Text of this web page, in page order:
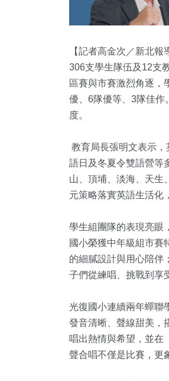
【記者高金次／新北
306支學生隊伍及12支
區賽與市賽激烈角逐，
優、6隊優等、3隊佳作
度。
教育局長張明文表示
語日及冬夏令雙語營等
山、頂埔、淡海、天生
元策略落實英語生活化
學生組團隊的表現亮眼
國小榮獲中年級組市賽
的細膩設計與用心陪伴
子們從練唱、挑戰到享
光復國小連續兩年蟬聯
發音清晰、聲線甜美，
唱出熱情與希望，並在
聲合唱不僅是比賽，更
1472+
政治
1+
兩岸藝苑天地
+
綜藝
927+
綜合